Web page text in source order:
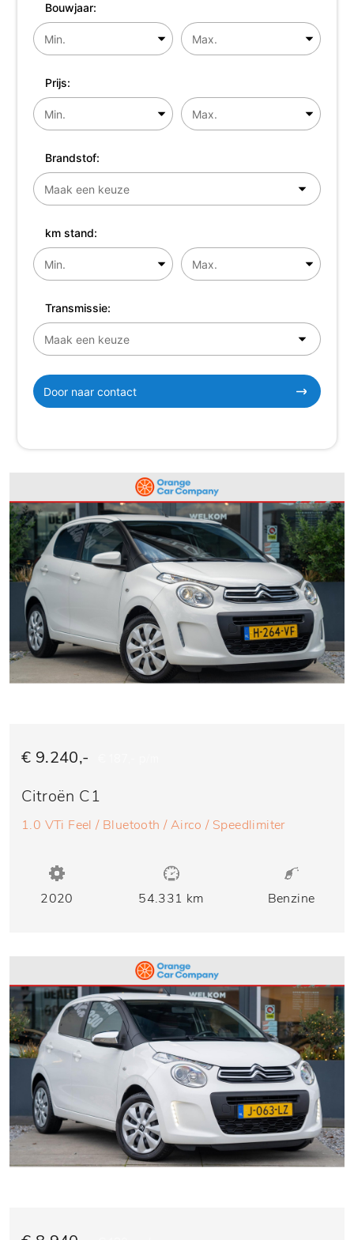
Bouwjaar:
Prijs:
Brandstof:
km stand:
Transmissie:
Door naar contact
€ 9.240,-
Citroën C1
1.0 VTi Feel / Bluetooth / Airco / Speedlimiter
2020 54.331 km Benzine